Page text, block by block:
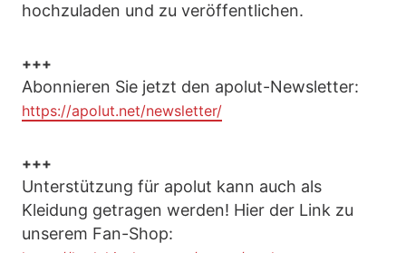
hochzuladen und zu veröffentlichen.
+++
Abonnieren Sie jetzt den apolut-Newsletter:
https://apolut.net/newsletter/
+++
Unterstützung für apolut kann auch als
Kleidung getragen werden! Hier der Link zu
unserem Fan-Shop: